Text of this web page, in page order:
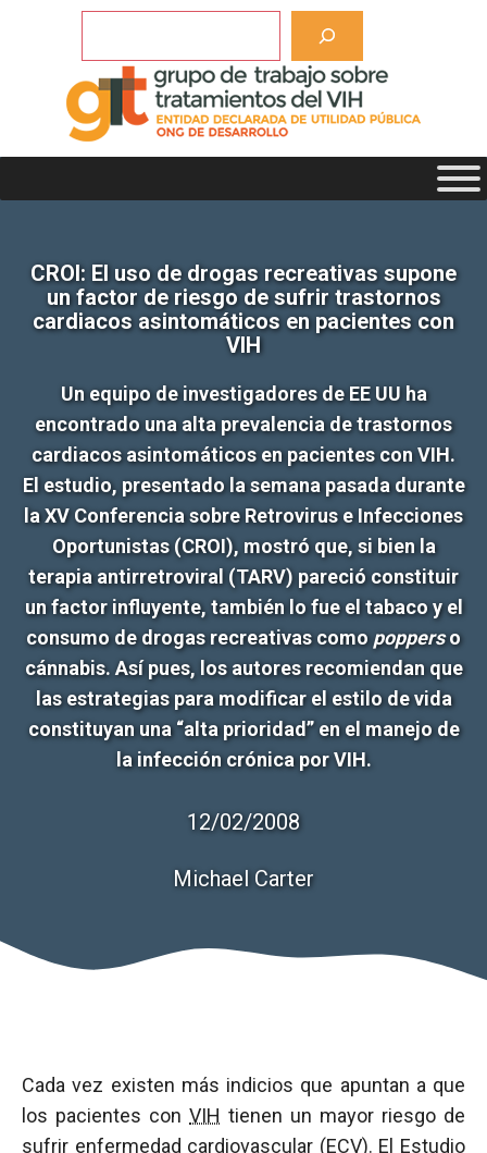
CROI: El uso de drogas recreativas supone
un factor de riesgo de sufrir trastornos
cardiacos asintomáticos en pacientes con
VIH
Un equipo de investigadores de EE UU ha
encontrado una alta prevalencia de trastornos
cardiacos asintomáticos en pacientes con VIH.
El estudio, presentado la semana pasada durante
la XV Conferencia sobre Retrovirus e Infecciones
Oportunistas (CROI), mostró que, si bien la
terapia antirretroviral (TARV) pareció constituir
un factor influyente, también lo fue el tabaco y el
consumo de drogas recreativas comopopperso
cánnabis. Así pues, los autores recomiendan que
las estrategias para modificar el estilo de vida
constituyan una “alta prioridad” en el manejo de
la infección crónica por VIH.
12/02/2008
Michael Carter
Cada vez existen más indicios que apuntan a que
los pacientes con VIH tienen un mayor riesgo de
sufrir enfermedad cardiovascular (ECV). El Estudio